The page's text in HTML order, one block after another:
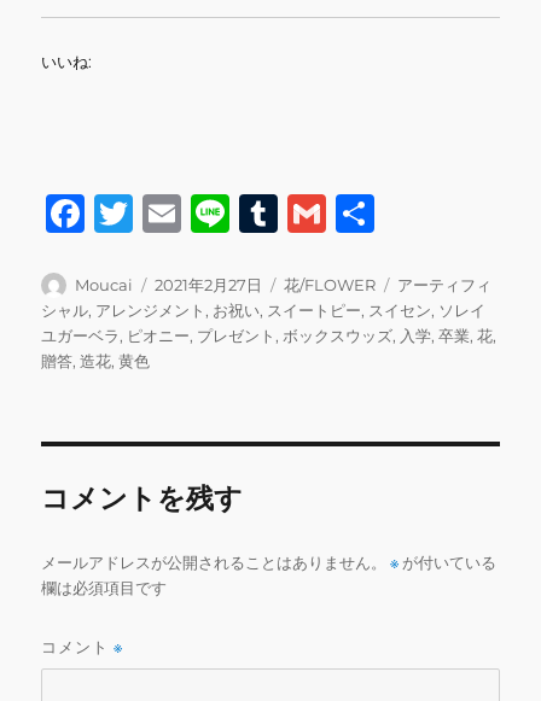
いいね:
F
c
e
b
o
k
T
it
te
r
E
ai
l
Li
e
T
m
bl
G
ai
l
投
稿
者
Moucai
投
稿
日:
2021年2月27日
カ
テ
ゴ
花/FLOWER
タ
グ
アーティフィ
シャル, アレンジメント , お祝い, スイートピー, スイセン, ソレイ
ユガーベラ, ピオニー, プレゼント , ボックスウッズ, 入学,卒業,花,
贈答,造花,黄色
コメントを残す
メールアドレスが公開されることはありません。 ※ が付いている
欄は必須項目です
コメント※